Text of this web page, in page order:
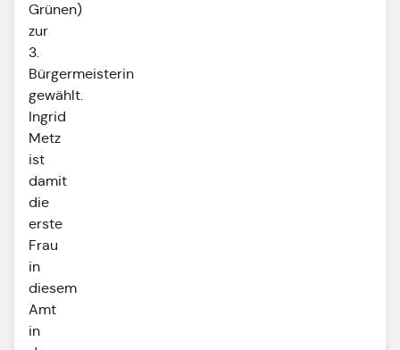
Grünen)
zur
3.
Bürgermeisterin
gewählt.
Ingrid
Metz
ist
damit
die
erste
Frau
in
diesem
Amt
in